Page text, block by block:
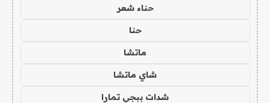
حناء شعر
حنا
ماتشا
شاي ماتشا
شدات ببجي تمارا